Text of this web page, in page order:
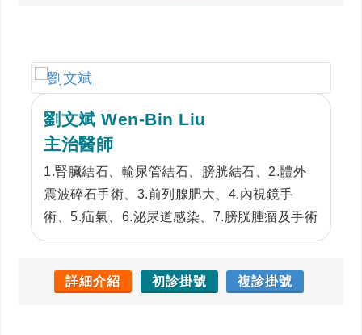
劉文斌 Wen-Bin Liu
主治醫師
1.腎臟結石、輸尿管結石、膀胱結石、2.體外
震波碎石手術、3.前列腺肥大、4.內視鏡手
術、5.疝氣、6.泌尿道感染、7.膀胱腫瘤及手術
詳細介紹 初診掛號 複診掛號